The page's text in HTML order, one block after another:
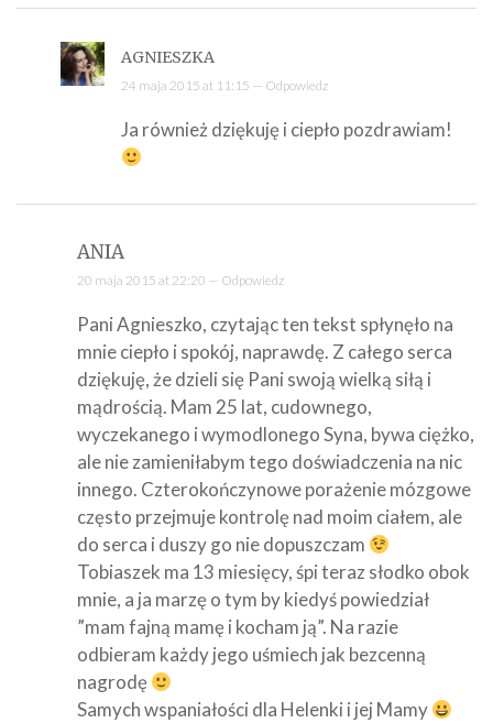
AGNIESZKA
24 maja 2015 at 11:15 — Odpowiedz
Ja również dziękuję i ciepło pozdrawiam!
ANIA
20 maja 2015 at 22:20 — Odpowiedz
Pani Agnieszko, czytając ten tekst spłynęło na
mnie ciepło i spokój, naprawdę. Z całego serca
dziękuję, że dzieli się Pani swoją wielką siłą i
mądrością. Mam 25 lat, cudownego,
wyczekanego i wymodlonego Syna, bywa ciężko,
ale nie zamieniłabym tego doświadczenia na nic
innego. Czterokończynowe porażenie mózgowe
często przejmuje kontrolę nad moim ciałem, ale
do serca i duszy go nie dopuszczam
Tobiaszek ma 13 miesięcy, śpi teraz słodko obok
mnie, a ja marzę o tym by kiedyś powiedział
”mam fajną mamę i kocham ją”. Na razie
odbieram każdy jego uśmiech jak bezcenną
nagrodę
Samych wspaniałości dla Helenki i jej Mamy